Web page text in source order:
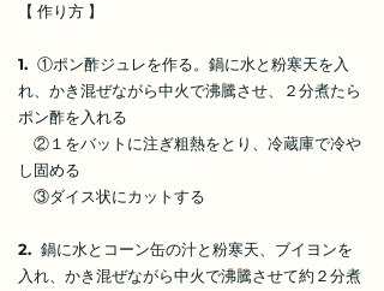
【 作り方 】
1. ①ポン酢ジュレを作る。鍋に水と粉寒天を入
れ、かき混ぜながら中火で沸騰させ、２分煮たら
ポン酢を入れる
②１をバットに注ぎ粗熱をとり、冷蔵庫で冷や
し固める
③ダイス状にカットする
2. 鍋に水とコーン缶の汁と粉寒天、ブイヨンを
入れ、かき混ぜながら中火で沸騰させて約２分煮